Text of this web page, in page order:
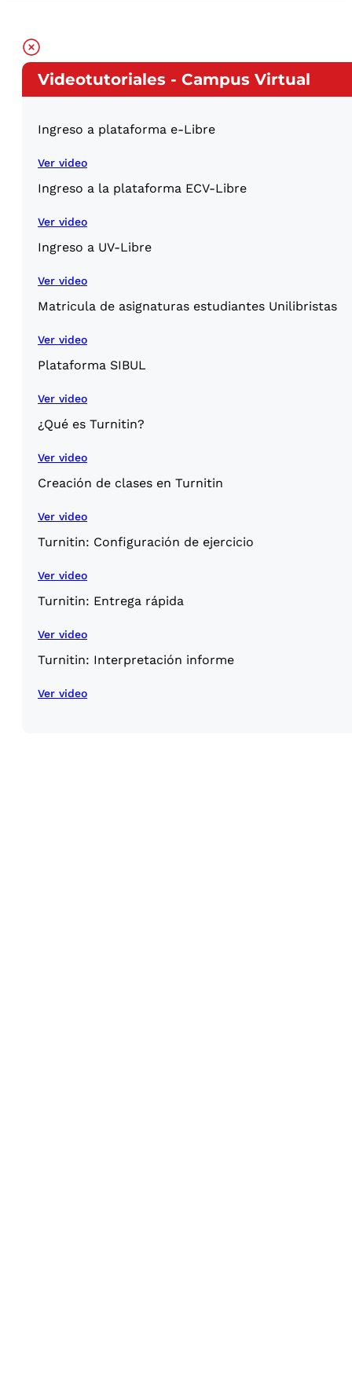
Videotutoriales - Campus Virtual
Ingreso a plataforma e-Libre
Ver video
Ingreso a la plataforma ECV-Libre
Ver video
Ingreso a UV-Libre
Ver video
Matricula de asignaturas estudiantes Unilibristas
Ver video
Plataforma SIBUL
Ver video
¿Qué es Turnitin?
Ver video
Creación de clases en Turnitin
Ver video
Turnitin: Configuración de ejercicio
Ver video
Turnitin: Entrega rápida
Ver video
Turnitin: Interpretación informe
Ver video